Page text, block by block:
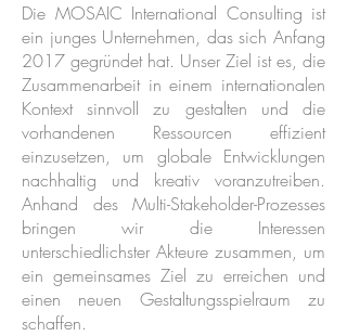
Die MOSAIC International Consulting ist
ein junges Unternehmen, das sich Anfang
2017 gegründet hat. Unser Ziel ist es, die
Zusammenarbeit in einem internationalen
Kontext sinnvoll zu gestalten und die
vorhandenen Ressourcen effizient
einzusetzen, um globale Entwicklungen
nachhaltig und kreativ voranzutreiben.
Anhand des Multi-Stakeholder-Prozesses
bringen wir die Interessen
unterschiedlichster Akteure zusammen, um
ein gemeinsames Ziel zu erreichen und
einen neuen Gestaltungsspielraum zu
schaffen.